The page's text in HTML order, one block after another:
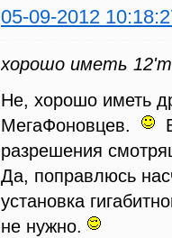
05-09-2012
хорошо иметь
Не, хорошо иметь
МегаФоновцев.
разрешения
Да, поправлюсь
установка
не нужно.